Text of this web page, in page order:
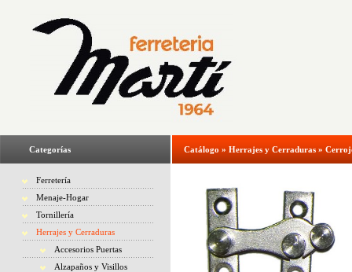
Categorías
Ferretería
Menaje-Hogar
Tornillería
Herrajes y Cerraduras
Accesorios Puertas
Alzapaños y Visillos
Catálogo » Herrajes y Cerraduras »